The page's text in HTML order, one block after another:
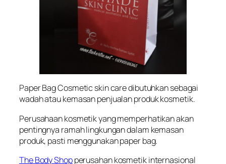
Paper Bag Cosmetic skin care dibutuhkan sebagai
wadah atau kemasan penjualan produk kosmetik.
Perusahaan kosmetik yang memperhatikan akan
pentingnya ramah lingkungan dalam kemasan
produk, pasti menggunakan paper bag.
The Body Shopperusahan kosmetik internasional